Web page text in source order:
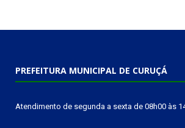
PREFEITURA MUNICIPAL DE CURUÇÁ
Atendimento de segunda a sexta de 08h00 às